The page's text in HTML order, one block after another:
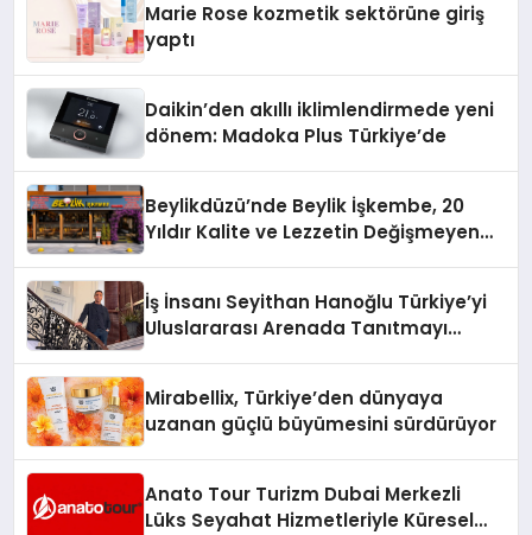
Marie Rose kozmetik sektörüne giriş
yaptı
Daikin’den akıllı iklimlendirmede yeni
dönem: Madoka Plus Türkiye’de
Beylikdüzü’nde Beylik İşkembe, 20
Yıldır Kalite ve Lezzetin Değişmeyen
İş İnsanı Seyithan Hanoğlu Türkiye’yi
Uluslararası Arenada Tanıtmayı
Mirabellix, Türkiye’den dünyaya
uzanan güçlü büyümesini sürdürüyor
Anato Tour Turizm Dubai Merkezli
Lüks Seyahat Hizmetleriyle Küresel